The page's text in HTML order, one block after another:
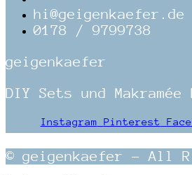
hi@geigenkaefer.de
0178 / 9799738
geigenkaefer
DIY Sets und
Instagram Pinterest
© geigenkaefer – All